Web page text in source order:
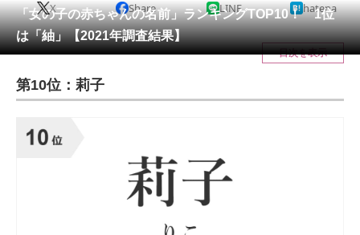
会員記事
メディア
注目記事を集めた総合ページ
スマホと通信の最新トレンド
進化するPCとデバイスの未来
「女の子の赤ちゃんの名前」ランキングTOP10！ 1位
は「紬」【2021年調査結果】
X Share LINE hatena
目次を表示
第10位：莉子